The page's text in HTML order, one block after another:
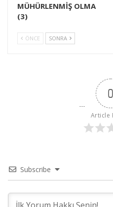
MÜHÜRLENMİŞ OLMA
(3)
ÖNCE SONRA
0
Article
Subscribe